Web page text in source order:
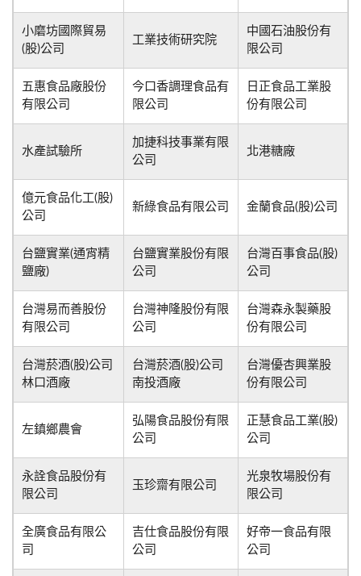
小磨坊國際貿易
(股)公司
工業技術研究院
中國石油股份有
限公司
五惠食品廠股份
有限公司
今口香調理食品有
限公司
日正食品工業股
份有限公司
水產試驗所
加捷科技事業有限
公司
北港糖廠
億元食品化工(股)
公司
新綠食品有限公司 金蘭食品(股)公司
台鹽實業(通宵精
鹽廠)
台鹽實業股份有限
公司
台灣百事食品(股)
公司
台灣易而善股份
有限公司
台灣神隆股份有限
公司
台灣森永製藥股
份有限公司
台灣菸酒(股)公司
林口酒廠
台灣菸酒(股)公司
南投酒廠
台灣優杏興業股
份有限公司
左鎮鄉農會
弘陽食品股份有限
公司
正慧食品工業(股)
公司
永詮食品股份有
限公司
玉珍齋有限公司
光泉牧場股份有
限公司
全廣食品有限公
司
吉仕食品股份有限
公司
好帝一食品有限
公司